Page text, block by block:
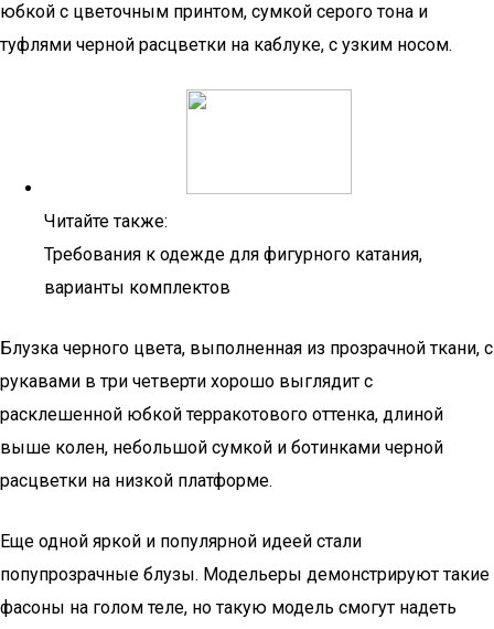
юбкой с цветочным принтом, сумкой серого тона и
туфлями черной расцветки на каблуке, с узким носом.
Читайте также:
Требования к одежде для фигурного катания,
варианты комплектов
Блузка черного цвета, выполненная из прозрачной ткани, с
рукавами в три четверти хорошо выглядит с
расклешенной юбкой терракотового оттенка, длиной
выше колен, небольшой сумкой и ботинками черной
расцветки на низкой платформе.
Еще одной яркой и популярной идеей стали
попупрозрачные блузы. Модельеры демонстрируют такие
фасоны на голом теле, но такую модель смогут надеть